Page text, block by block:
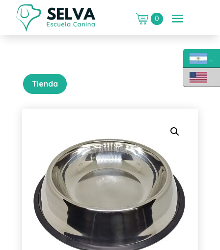
0
Tienda